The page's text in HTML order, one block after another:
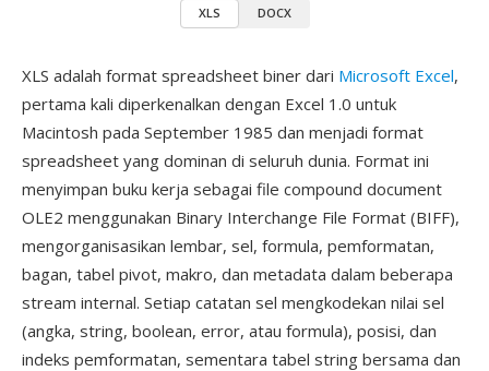
XLS DOCX
XLS adalah format spreadsheet biner dari Microsoft Excel,
pertama kali diperkenalkan dengan Excel 1.0 untuk
Macintosh pada September 1985 dan menjadi format
spreadsheet yang dominan di seluruh dunia. Format ini
menyimpan buku kerja sebagai file compound document
OLE2 menggunakan Binary Interchange File Format (BIFF),
mengorganisasikan lembar, sel, formula, pemformatan,
bagan, tabel pivot, makro, dan metadata dalam beberapa
stream internal. Setiap catatan sel mengkodekan nilai sel
(angka, string, boolean, error, atau formula), posisi, dan
indeks pemformatan, sementara tabel string bersama dan